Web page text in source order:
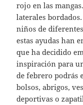
rojo en las
laterales
niños de
estas ayudas han
que ha decidido
inspiración para
de febrero podrás
bolsos, abrigos,
deportivas o